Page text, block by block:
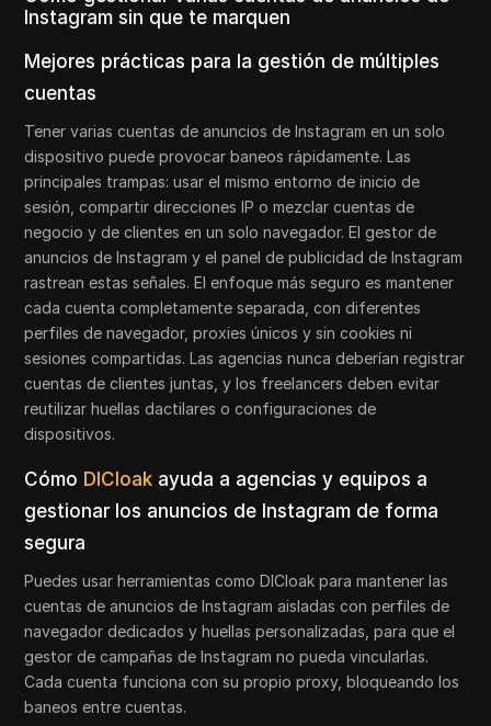
Instagram sin que te marquen
Mejores prácticas para la gestión de múltiples
cuentas
Tener varias cuentas de anuncios de Instagram en un solo
dispositivo puede provocar baneos rápidamente. Las
principales trampas: usar el mismo entorno de inicio de
sesión, compartir direcciones IP o mezclar cuentas de
negocio y de clientes en un solo navegador. El gestor de
anuncios de Instagram y el panel de publicidad de Instagram
rastrean estas señales. El enfoque más seguro es mantener
cada cuenta completamente separada, con diferentes
perfiles de navegador, proxies únicos y sin cookies ni
sesiones compartidas. Las agencias nunca deberían registrar
cuentas de clientes juntas, y los freelancers deben evitar
reutilizar huellas dactilares o configuraciones de
dispositivos.
Cómo DICloak ayuda a agencias y equipos a
gestionar los anuncios de Instagram de forma
segura
Puedes usar herramientas como DICloak para mantener las
cuentas de anuncios de Instagram aisladas con perfiles de
navegador dedicados y huellas personalizadas, para que el
gestor de campañas de Instagram no pueda vincularlas.
Cada cuenta funciona con su propio proxy, bloqueando los
baneos entre cuentas.